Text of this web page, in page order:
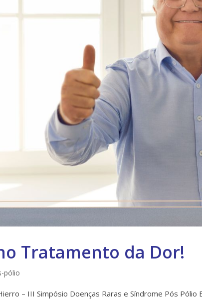
Tratamento da Dor!
pólio
– III Simpósio Doenças Raras e Síndrome Pós Pólio